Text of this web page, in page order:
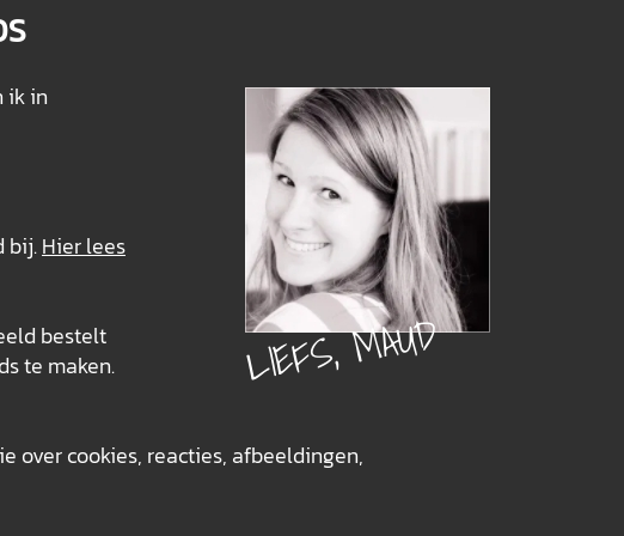
LIEFS, MAUD
ik in
bij.Hier lees
bestelt
te maken.
over cookies, reacties, afbeeldingen,